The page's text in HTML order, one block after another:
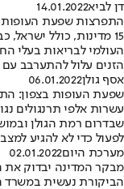
דן לביא14.01.2022
התפרצות שפעת
15 מדינות, כולל
העולמי לבריאות בעלי
הזנים עלול להתערבב
אסף גולן06.01.2022
שפעת העופות בצפון:
עשרות אלפי תרנגולים
שבדרום רמת הגולן
לפעול כדי לא להגיע
מערכת היום02.01.2022
מבקר המדינה יבדוק
הביקורת נעשית במשרד